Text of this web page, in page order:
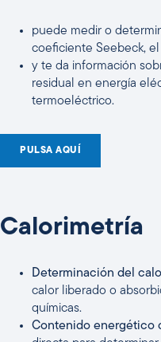
puede medir o
coeficiente Seebeck,
y te da información
residual en energía
termoeléctrico.
PULSA AQUÍ
Calorimetría
Determinación del
calor liberado o
químicas.
Contenido energético